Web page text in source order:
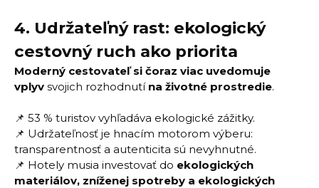
4. Udržateľný rast: ekologický
cestovný ruch ako priorita
Moderný cestovateľ si čoraz viac uvedomuje
vplyv svojich rozhodnutí na životné prostredie.
📌 53 % turistov vyhľadáva ekologické zážitky.
📌 Udržateľnosť je hnacím motorom výberu:
transparentnosť a autenticita sú nevyhnutné.
📌 Hotely musia investovať do ekologických
materiálov, zníženej spotreby a ekologických